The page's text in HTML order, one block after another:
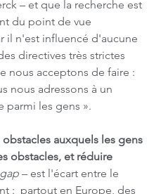
– et que la recherche est
du point de vue
il n'est influencé d'aucune
directives très strictes
nous acceptons de faire :
nous adressons à un
les gens ».
auxquels les gens
obstacles, et réduire
– est l'écart entre le
:  partout en Europe, des